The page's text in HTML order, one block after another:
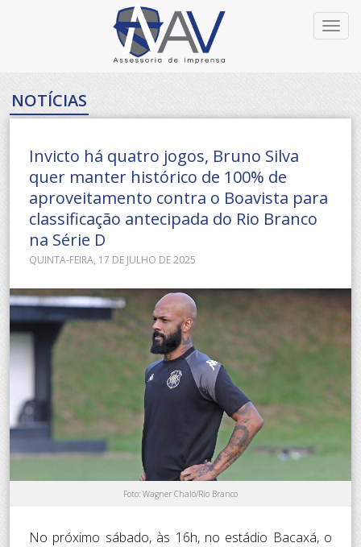
NOTÍCIAS
Invicto há quatro jogos, Bruno Silva
quer manter histórico de 100% de
aproveitamento contra o Boavista para
classificação antecipada do Rio Branco
na Série D
QUINTA-FEIRA, 17 DE JULHO DE 2025
Foto: Wagner Chaló/Rio Branco
No próximo sábado, às 16h, no estádio Bacaxá, o